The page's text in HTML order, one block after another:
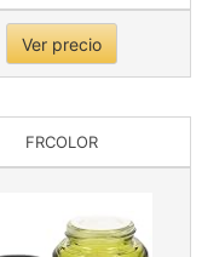
Ver precio
FRCOLOR